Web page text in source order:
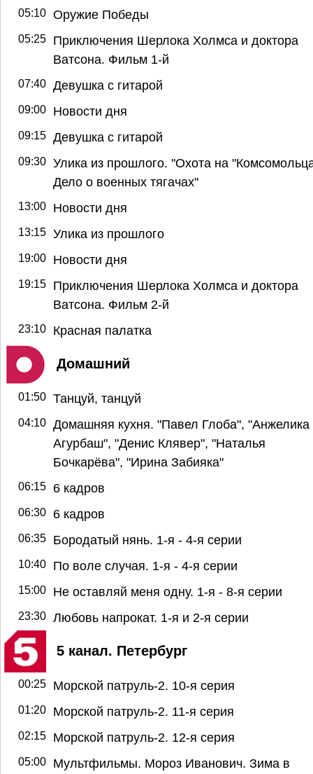
05:10 Оружие Победы
05:25
Приключения Шерлока Холмса и доктора
Ватсона. Фильм 1-й
07:40 Девушка с гитарой
09:00 Новости дня
09:15 Девушка с гитарой
09:30 Улика из прошлого. "Охота на
Дело о военных тягачах"
13:00 Новости дня
13:15 Улика из прошлого
19:00 Новости дня
19:15
Приключения Шерлока Холмса и доктора
Ватсона. Фильм 2-й
23:10 Красная палатка
Домашний
01:50 Танцуй, танцуй
04:10 Домашняя кухня. "Павел Глоба", "Анжелика
Агурбаш", "Денис Клявер", "Наталья
Бочкарёва", "Ирина Забияка"
06:15 6 кадров
06:30 6 кадров
06:35 Бородатый нянь. 1-я - 4-я серии
10:40 По воле случая. 1-я - 4-я серии
15:00 Не оставляй меня одну. 1-я - 8-я серии
23:30 Любовь напрокат. 1-я и 2-я серии
5 канал. Петербург
00:25 Морской патруль-2. 10-я серия
01:20 Морской патруль-2. 11-я серия
02:15 Морской патруль-2. 12-я серия
05:00
Мультфильмы. Мороз Иванович. Зима в